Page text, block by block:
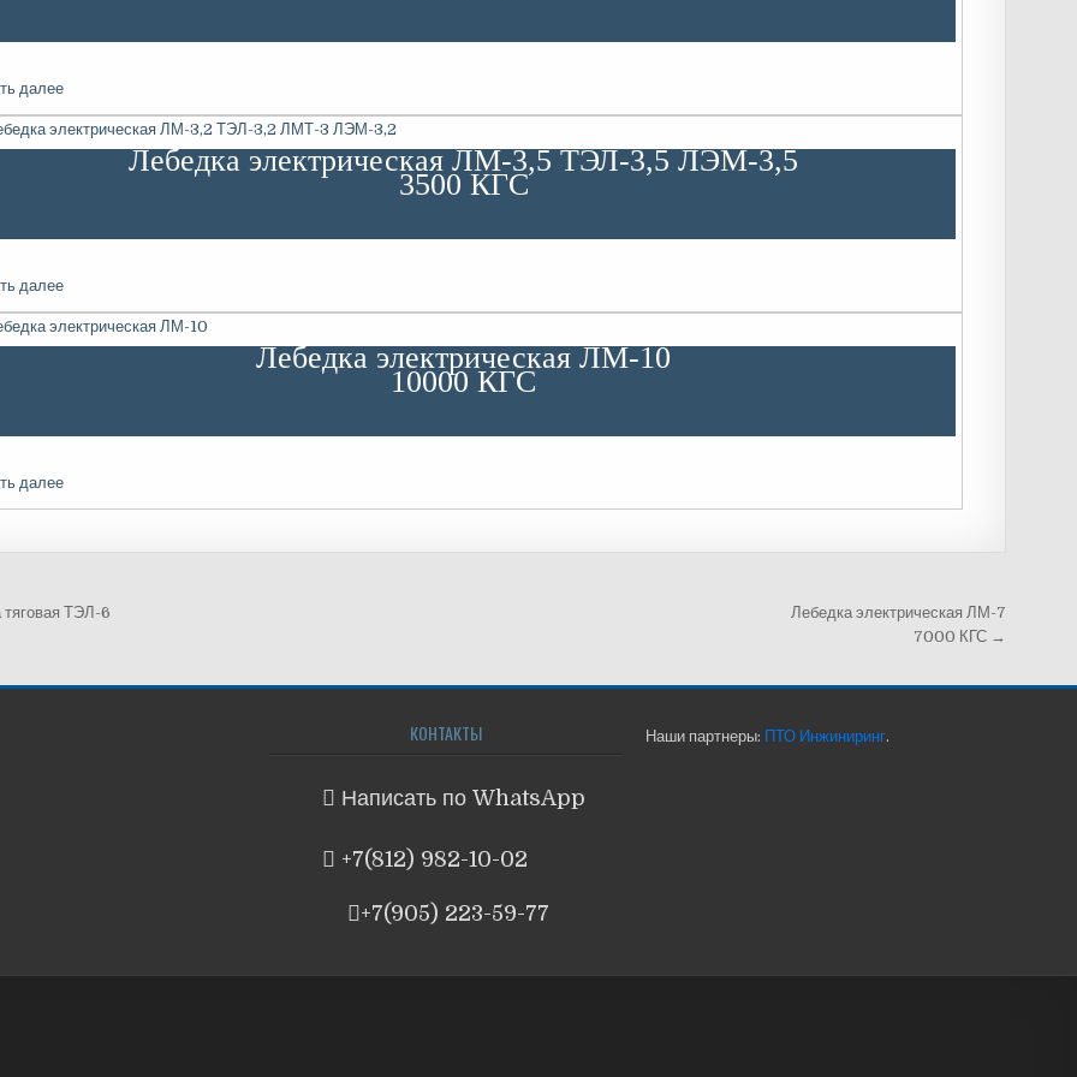
далее
Лебедка электрическая ЛМ-3,5 ТЭЛ-3,5 ЛЭМ-3,5
3500 КГС
далее
Лебедка электрическая ЛМ-10
10000 КГС
далее
ТЭЛ-6
Лебедка электрическая ЛМ-7
7000 КГС →
КОНТАКТЫ
Написать по WhatsApp
+7(812) 982-10-02
+7(905) 223-59-77
Наши партнеры: ПТО Инжиниринг.